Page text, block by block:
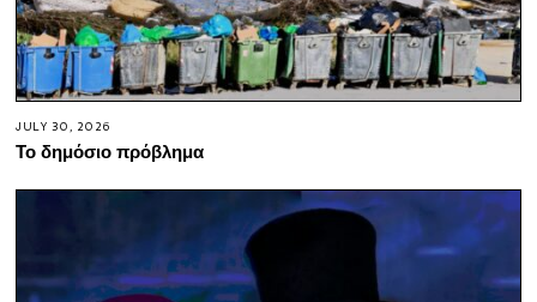
JULY 30, 2026
Το δημόσιο πρόβλημα